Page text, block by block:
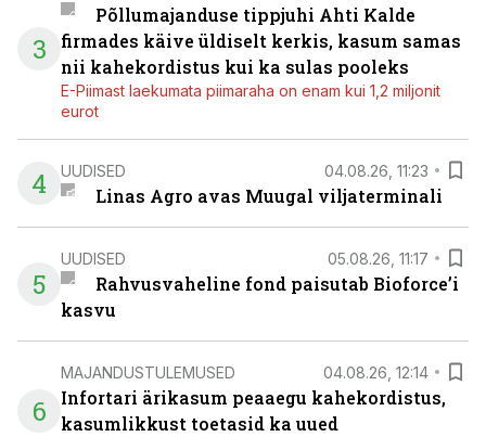
3
Põllumajanduse tippjuhi Ahti Kalde
firmades käive üldiselt kerkis, kasum samas
nii kahekordistus kui ka sulas pooleks
E-Piimast laekumata piimaraha on enam kui 1,2 miljonit
eurot
4 UUDISED 04.08.26, 11:23
Linas Agro avas Muugal viljaterminali
5
UUDISED 05.08.26, 11:17
Rahvusvaheline fond paisutab Bioforce’i
kasvu
6
MAJANDUSTULEMUSED 04.08.26, 12:14
Infortari ärikasum peaaegu kahekordistus,
kasumlikkust toetasid ka uued